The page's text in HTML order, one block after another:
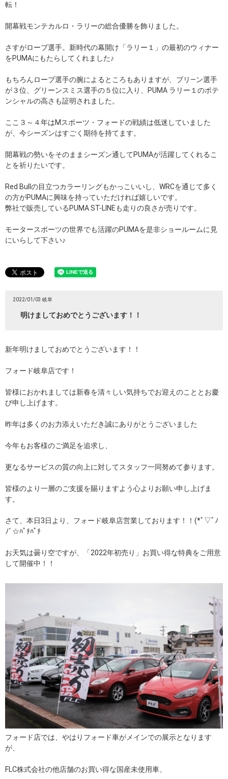
転！
開幕戦モンテカルロ・ラリーの総合優勝を飾りました。
さすがローブ選手。新時代の幕開け「ラリー１」の最初のウィナー
をPUMAにもたらしてくれました♪
もちろんローブ選手の腕によるところもありますが、ブリ―ン選手
が３位、グリーンスミス選手の５位に入り、PUMA ラリー１のポテ
ンシャルの高さも証明されました。
ここ３～４年はMスポーツ・フォードの戦績は低迷していました
が、今シーズンはすごく期待を持てます。
開幕戦の勢いをそのままシーズン通してPUMAが活躍してくれるこ
とを祈りたいです。
Red Bullの目立つカラーリングもかっこいいし、WRCを通じて多く
の方がPUMAに興味を持っていただければ嬉しいです。
弊社で販売しているPUMA ST-LINEも走りの良さが売りです。
モータースポーツの世界でも活躍のPUMAを是非ショールームに見
にいらして下さい♪
2022/01/03 岐阜
明けましておめでとうございます！！
新年明けましておめでとうございます！！
フォード岐阜店です！
皆様におかれましては新春を清々しい気持ちでお迎えのこととお慶
び申し上げます。
昨年は多くのお力添えいただき誠にありがとうございました
今年もお客様のご満足を追求し、
更なるサービスの質の向上に対してスタッフ一同努めて参ります。
皆様のより一層のご支援を賜りますよう心よりお願い申し上げま
す。
さて、本日3日より、フォード岐阜店営業しております！！(*ﾟ▽ﾟﾉ
ﾉﾞ☆ﾊﾟﾁﾊﾟﾁ
お天気は曇り空ですが、「2022年初売り」お買い得な特典をご用意
して開催中！！
フォード店では、やはりフォード車がメインでの展示となります
が、
FLC株式会社の他店舗のお買い得な国産未使用車、